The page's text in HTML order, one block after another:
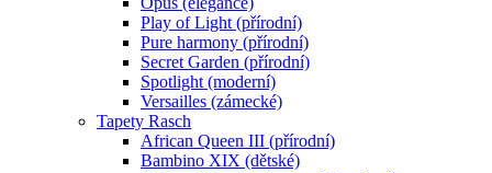
Play of Light (přírodní)
Pure harmony (přírodní)
Secret Garden (přírodní)
Spotlight (moderní)
Versailles (zámecké)
Tapety Rasch
African Queen III (přírodní)
Bambino XIX (dětské)